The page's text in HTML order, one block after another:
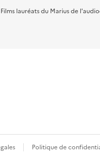
Films lauréats du Marius de
Politique de